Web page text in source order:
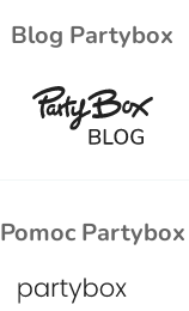
Blog Partybox
Pomoc Partybox